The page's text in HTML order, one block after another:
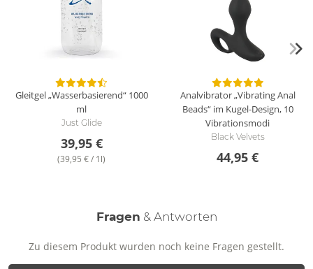
Gleitgel „Wasserbasierend“ 1000
ml
Just Glide
39,95 €
(39,95 € / 1l)
Analvibrator „Vibrating Anal
Beads“ im Kugel-Design, 10
Vibrationsmodi
Black Velvets
44,95 €
Fragen & Antworten
Zu diesem Produkt wurden noch keine Fragen gestellt.